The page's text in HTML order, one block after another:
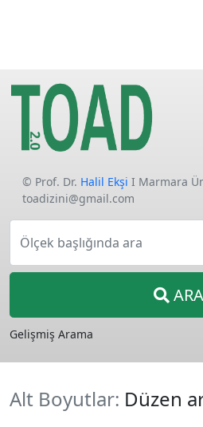
© Prof. Dr. Halil Ekşi I Marmara
toadizini@gmail.com
Ölçek başlığında ara
ARA
Gelişmiş Arama
Alt Boyutlar: Düzen